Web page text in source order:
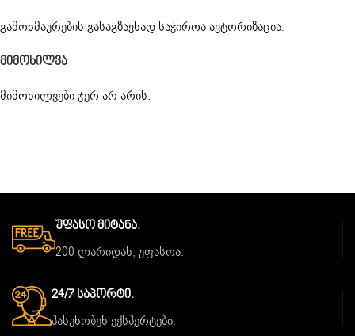
Მიმოხილვა
მიმოხილვები ჯერ არ არის.
გამოხმაურების გასაგზავნად საჭიროაავტორიზაცია.
Უფასო Მიტანა.
200 ლარიდან, უფასოა.
24/7 Საპორტი.
პასუხობენ ექსპერტები.